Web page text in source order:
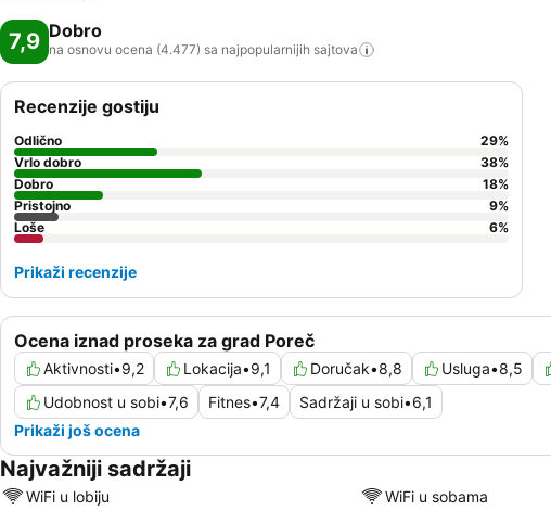
7,9 Dobro
na osnovu ocena (4.477) sa najpopularnijih sajtova
Ocena iznad proseka za grad Poreč
Aktivnosti•9,2 Lokacija•9,1 Doručak•8,8 Usluga•8,5
Udobnost u sobi•7,6 Fitnes•7,4 Sadržaji u sobi•6,1
Prikaži još ocena
Recenzije gostiju
Odlično 29%
Vrlo dobro
38%
Dobro
18%
Pristojno
9%
Loše
6%
Prikaži recenzije
Najvažniji sadržaji
WiFi u lobiju WiFi u sobama